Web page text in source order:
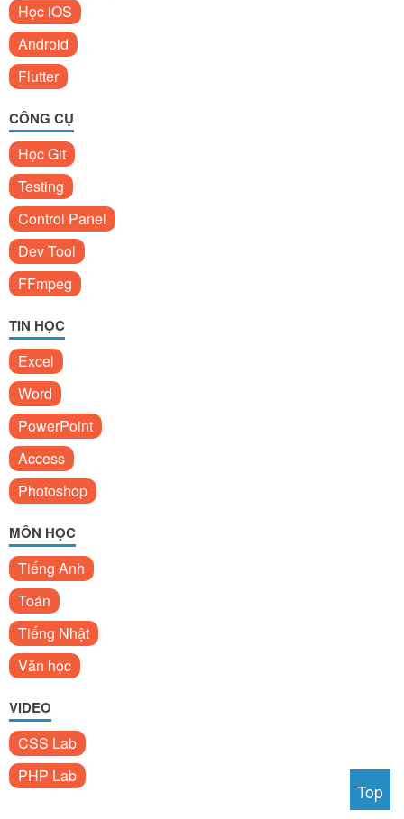
Học iOS
Android
Flutter
CÔNG CỤ
Học Git
Testing
Control Panel
Dev Tool
FFmpeg
TIN HỌC
Excel
Word
PowerPoint
Access
Photoshop
MÔN HỌC
Tiếng Anh
Toán
Tiếng Nhật
Văn học
VIDEO
CSS Lab
PHP Lab
Top